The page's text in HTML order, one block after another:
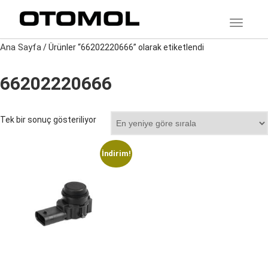
Ana Sayfa/ Ürünler “66202220666” olarak etiketlendi
66202220666
Tek bir sonuç gösteriliyor
İndirim!